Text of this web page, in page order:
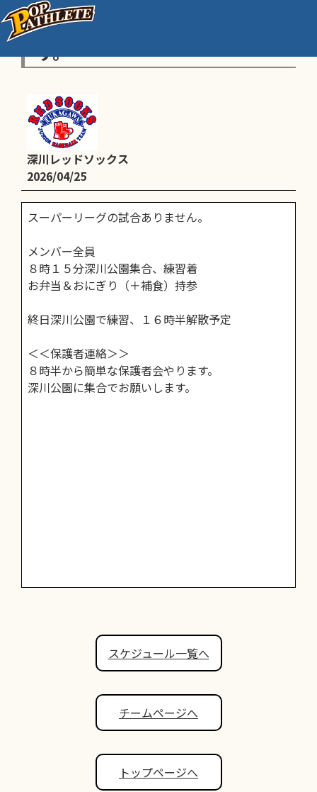
４月２５日（土）の予定連絡で
す。
深川レッドソックス
2026/04/25
スーパーリーグの試合ありません。
メンバー全員
８時１５分深川公園集合、練習着
お弁当＆おにぎり（＋補食）持参
終日深川公園で練習、１６時半解散予定
＜＜保護者連絡＞＞
８時半から簡単な保護者会やります。
深川公園に集合でお願いします。
スケジュール一覧へ
チームページへ
トップページへ